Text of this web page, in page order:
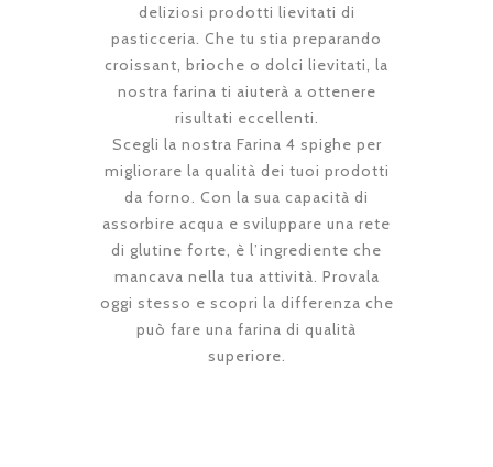
deliziosi prodotti lievitati di
pasticceria. Che tu stia preparando
croissant, brioche o dolci lievitati, la
nostra farina ti aiuterà a ottenere
risultati eccellenti.
Scegli la nostra Farina 4 spighe per
migliorare la qualità dei tuoi prodotti
da forno. Con la sua capacità di
assorbire acqua e sviluppare una rete
di glutine forte, è l’ingrediente che
mancava nella tua attività. Provala
oggi stesso e scopri la differenza che
può fare una farina di qualità
superiore.